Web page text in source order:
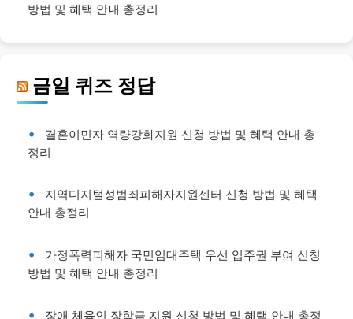
방법 및 혜택 안내 총정리
금일 퀴즈 정답
결혼이민자 역량강화지원 신청 방법 및 혜택 안내 총
정리
지역디지털성범죄피해자지원센터 신청 방법 및 혜택
안내 총정리
가정폭력피해자 국민임대주택 우선 입주권 부여 신청
방법 및 혜택 안내 총정리
장애 체육인 장학금 지원 신청 방법 및 혜택 안내 총정